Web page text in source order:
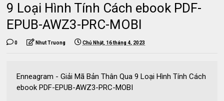
9 Loại Hình Tính Cách ebook PDF-
EPUB-AWZ3-PRC-MOBI
0 Nhut Truong Chủ Nhật, 16 tháng 4, 2023
Enneagram - Giải Mã Bản Thân Qua 9 Loại Hình Tính Cách
ebook PDF-EPUB-AWZ3-PRC-MOBI